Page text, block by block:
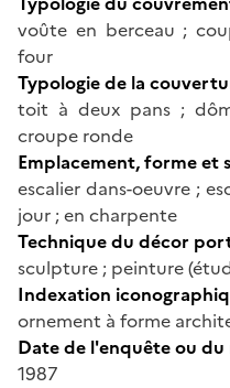
voûte en berceau ;
four
Typologie de la
toit à deux pans ;
croupe ronde
Emplacement, forme et
escalier dans-oeuvre ;
jour ; en charpente
Technique du décor
sculpture ; peinture
Indexation
ornement à forme
Date de l'enquête ou
1987